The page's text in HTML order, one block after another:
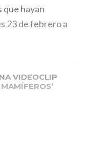
que hayan
23 de febrero a
VIDEOCLIP